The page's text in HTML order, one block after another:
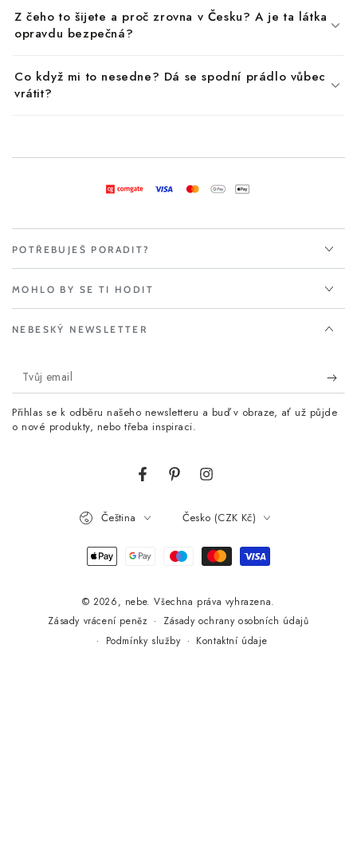
Z čeho to šijete a proč zrovna v Česku? A je ta látka
opravdu bezpečná?
Co když mi to nesedne? Dá se spodní prádlo vůbec
vrátit?
POTŘEBUJEŠ PORADIT?
MOHLO BY SE TI HODIT
NEBESKÝ NEWSLETTER
Tvůj
email
Přihlas se k odběru našeho newsletteru a buď v obraze, ať už půjde
o nové produkty, nebo třeba inspiraci.
FacebookPinterestInstagram
© 2026, nebe. Všechna práva vyhrazena.
Zásady vrácení peněz
Zásady ochrany osobních údajů
Podmínky služby
Kontaktní údaje
Čeština
Země/oblast
Česko (CZK Kč)